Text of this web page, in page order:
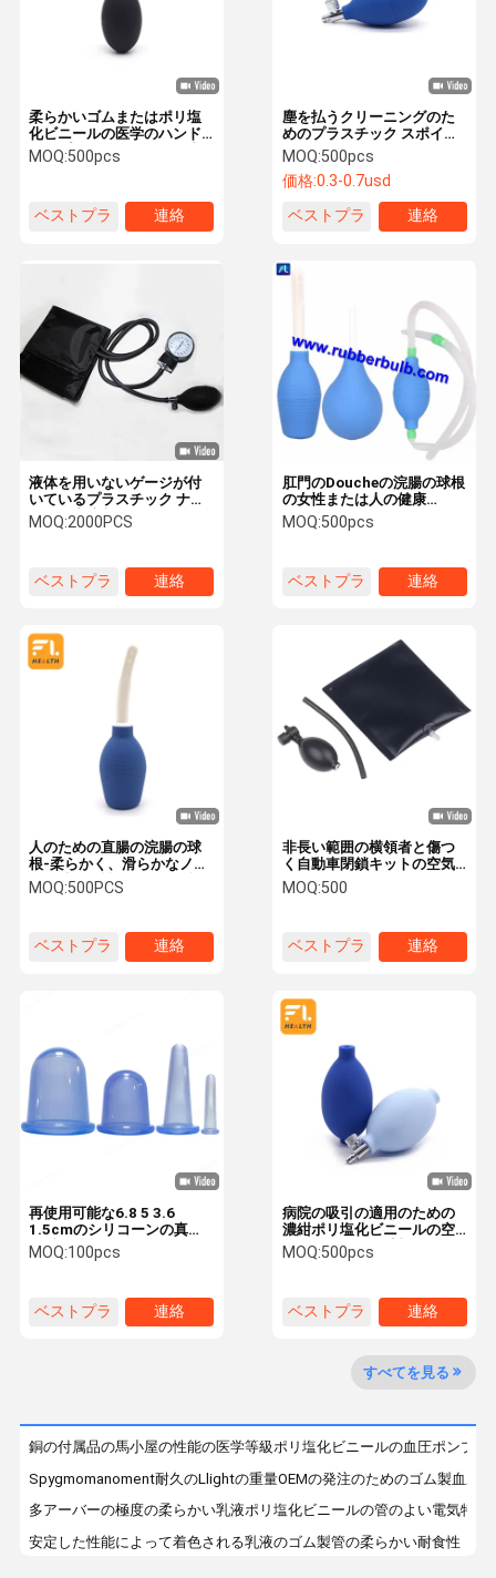
工場旅行 品質管理
私達に連絡し
ニュース
なさい
新体操の球
リズミカルな体育館の球
ゴム製ダスティングの球根
塵を払うクリーニングのた
めのプラスチック スポイト
の針が付いている柔らかい
ゴム製吸引の球根
MOQ:500pcs
価格:0.3-0.7usd
ベストプラ
連絡
柔らかいゴムまたはポリ塩
化ビニールの医学のハンド
ポンプ、Suctoinのよい膨
脹可能な球根の高い伸縮性
MOQ:500pcs
ベストプラ
連絡
肛門のDoucheの浣腸の球根
の女性または人の健康
89ml、160ml、224ml、
310mlのための腟のDouche
MOQ:500pcs
ベストプラ
連絡
液体を用いないゲージが付
いているプラスチック ナイ
ロン圧力注入袋1000ml
MOQ:2000PCS
ベストプラ
連絡
非長い範囲の横領者と傷つ
く自動車閉鎖キットの空気
くさび袋
MOQ:500
ベストプラ
連絡
人のための直腸の浣腸の球
根-柔らかく、滑らかなノズ
ルを持つ女性、再使用可能
な腟か肛門のClysterの洗剤
MOQ:500PCS
ベストプラ
連絡
病院の吸引の適用のための
濃紺ポリ塩化ビニールの空
気パッファーの球根の耐久
の適用範囲が広い
MOQ:500pcs
ベストプラ
連絡
再使用可能な6.8 5 3.6
1.5cmのシリコーンの真空
の反セルライトのすくうセ
ット
MOQ:100pcs
ベストプラ
連絡
すべてを見る
銅の付属品の馬小屋の性能の医学等級ポリ塩化ビニールの血圧ポンプ球
Spygmomanoment耐久のLlightの重量OEMの発注のためのゴム製血圧
多アーバーの極度の柔らかい乳液ポリ塩化ビニールの管のよい電気特性
安定した性能によって着色される乳液のゴム製管の柔らかい耐食性